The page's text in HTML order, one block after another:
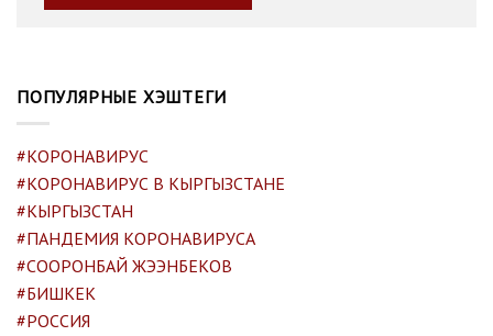
ПОПУЛЯРНЫЕ ХЭШТЕГИ
#КОРОНАВИРУС
#КОРОНАВИРУС В КЫРГЫЗСТАНЕ
#КЫРГЫЗСТАН
#ПАНДЕМИЯ КОРОНАВИРУСА
#СООРОНБАЙ ЖЭЭНБЕКОВ
#БИШКЕК
#РОССИЯ